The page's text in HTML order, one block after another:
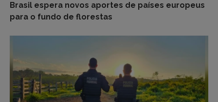
Brasil espera novos aportes de países europeus
para o fundo de florestas